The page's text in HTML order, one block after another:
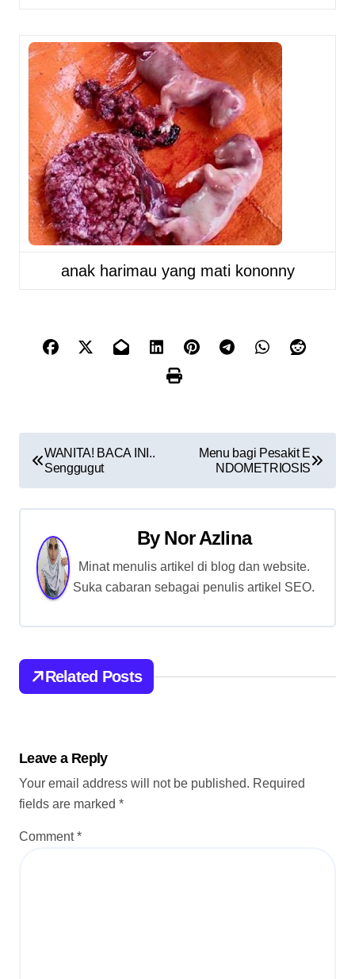
anak harimau yang mati kononny
o
s
t
i
o
WANITA! BACA INI..
Senggugut
Menu bagi Pesakit E
NDOMETRIOSIS
By Nor Azlina
Minat menulis artikel di blog dan website.
Suka cabaran sebagai penulis artikel SEO.
Related Posts
Leave a Reply
Your email address will not be published. Required
fields are marked *
Comment*